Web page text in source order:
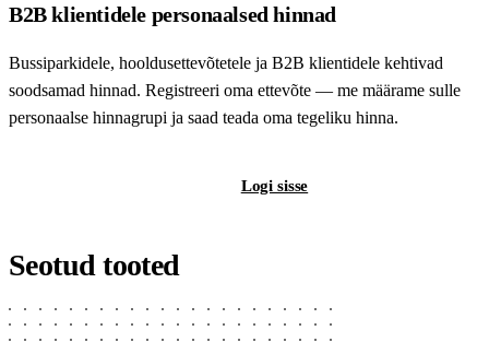
B2B klientidele personaalsed hinnad
Bussiparkidele, hooldusettevõtetele ja B2B klientidele kehtivad
soodsamad hinnad. Registreeri oma ettevõte — me määrame sulle
personaalse hinnagrupi ja saad teada oma tegeliku hinna.
Logi sisse
Seotud tooted